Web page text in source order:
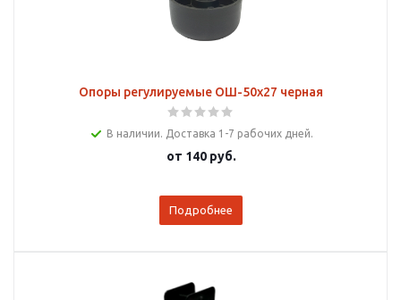
Опоры регулируемые ОШ-50х27 черная
В наличии. Доставка 1-7 рабочих дней.
от 140 руб.
Подробнее